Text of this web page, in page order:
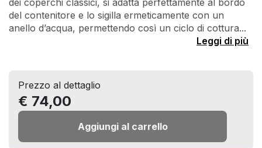
dei coperchi classici, si adatta perfettamente al bordo
del contenitore e lo sigilla ermeticamente con un
anello d’acqua, permettendo così un ciclo di cottura...
Leggi di più
Prezzo al dettaglio
€ 74,00
Aggiungi al carrello